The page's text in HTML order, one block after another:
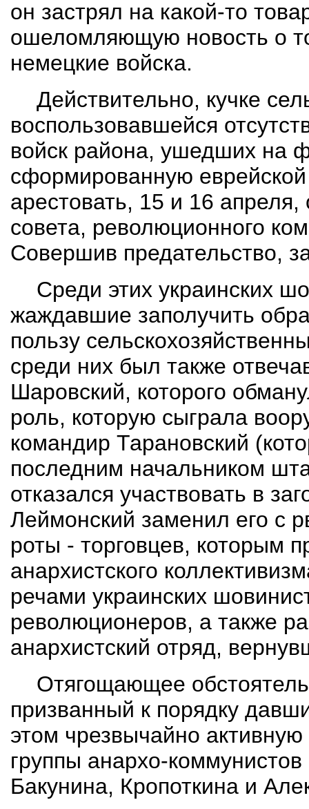
он застрял на какой-то
ошеломляющую новость о
немецкие войска.
Действительно, кучке
воспользовавшейся
войск района, ушедших на
сформированную
арестовать, 15 и 16
совета, революционного
Совершив предательство,
Среди этих украинских
жаждавшие заполучить
пользу
среди них был также
Шаровский, которого
роль, которую сыграла
командир Тарановский
последним начальником
отказался участвовать в
Леймонский заменил его с
роты - торговцев, которым
анархистского
речами украинских
революционеров, а также
анархистский отряд,
Отягощающее
призванный к порядку
этом чрезвычайно
группы анархо-
Бакунина, Кропоткина и